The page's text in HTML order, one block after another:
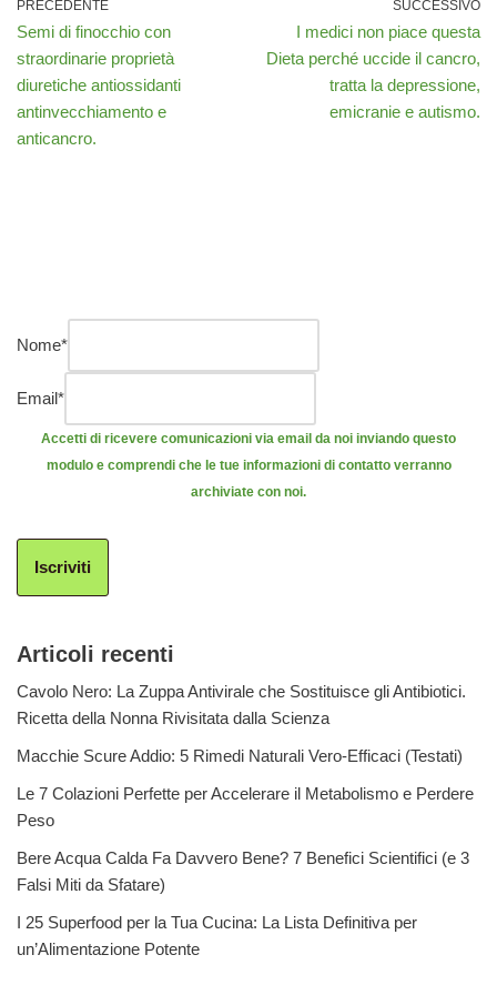
PRECEDENTE
Semi di finocchio con
straordinarie proprietà
diuretiche antiossidanti
antinvecchiamento e
anticancro.
SUCCESSIVO
I medici non piace questa
Dieta perché uccide il cancro,
tratta la depressione,
emicranie e autismo.
Nome*
Email*
Accetti di ricevere comunicazioni via email da noi inviando questo
modulo e comprendi che le tue informazioni di contatto verranno
archiviate con noi.
Iscriviti
Articoli recenti
Cavolo Nero: La Zuppa Antivirale che Sostituisce gli Antibiotici.
Ricetta della Nonna Rivisitata dalla Scienza
Macchie Scure Addio: 5 Rimedi Naturali Vero-Efficaci (Testati)
Le 7 Colazioni Perfette per Accelerare il Metabolismo e Perdere
Peso
Bere Acqua Calda Fa Davvero Bene? 7 Benefici Scientifici (e 3
Falsi Miti da Sfatare)
I 25 Superfood per la Tua Cucina: La Lista Definitiva per
un’Alimentazione Potente